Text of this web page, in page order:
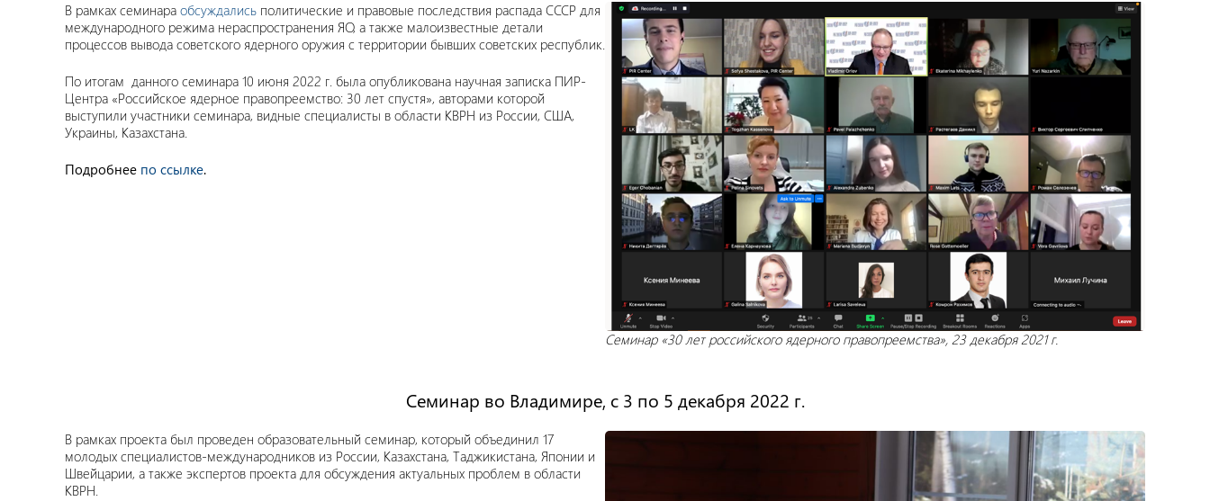
В рамках семинара обсуждались политические и правовые последствия распада СССР для
международного режима нераспространения ЯО, а также малоизвестные детали
процессов вывода советского ядерного оружия с территории бывших советских республик.
По итогам данного семинара 10 июня 2022 г. была опубликована научная записка ПИР-
Центра «Российское ядерное правопреемство: 30 лет спустя», авторами которой
выступили участники семинара, видные специалисты в области КВРН из России, США,
Украины, Казахстана.
Подробнее по ссылке.
Семинар «30 лет российского ядерного правопреемства», 23 декабря 2021 г.
Семинар во Владимире, с 3 по 5 декабря 2022 г.
В рамках проекта был проведен образовательный семинар, который объединил 17
молодых специалистов-международников из России, Казахстана, Таджикистана, Японии и
Швейцарии, а также экспертов проекта для обсуждения актуальных проблем в области
КВРН.